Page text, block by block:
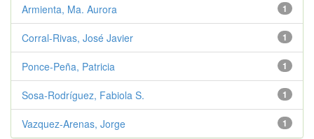
1
Armienta, Ma. Aurora
1
Corral-Rivas, José Javier
1
Ponce-Peña, Patricia
1
Sosa-Rodríguez, Fabiola S.
1
Vazquez-Arenas, Jorge